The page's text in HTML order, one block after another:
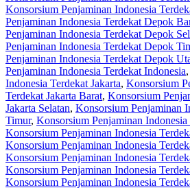
Konsorsium Penjaminan Indonesia
Penjaminan Indonesia Terdekat Depok
Penjaminan Indonesia Terdekat Depok
Penjaminan Indonesia Terdekat Depok
Penjaminan Indonesia Terdekat Depok
Penjaminan Indonesia Terdekat Indonesia,
Indonesia Terdekat Jakarta, Konsorsium
Terdekat Jakarta Barat, Konsorsium
Jakarta Selatan, Konsorsium Penjaminan
Timur, Konsorsium Penjaminan Indonesia
Konsorsium Penjaminan Indonesia
Konsorsium Penjaminan Indonesia
Konsorsium Penjaminan Indonesia
Konsorsium Penjaminan Indonesia
Konsorsium Penjaminan Indonesia